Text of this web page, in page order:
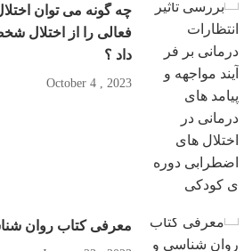
چه گونه می توان
فعالی را از
داد ؟
2023 , October 4
معرفی کتاب روان